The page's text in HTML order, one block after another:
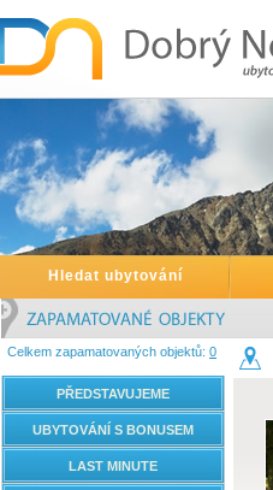
Hledat ubytování
Celkem zapamatovaných objektů: 0
PŘEDSTAVUJEME
UBYTOVÁNÍ S BONUSEM
LAST MINUTE